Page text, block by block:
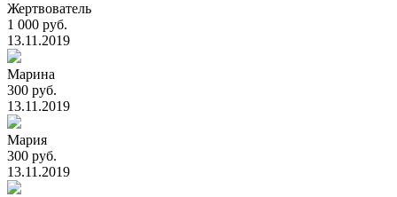
Жертвователь
1 000 руб.
13.11.2019
Марина
300 руб.
13.11.2019
Мария
300 руб.
13.11.2019